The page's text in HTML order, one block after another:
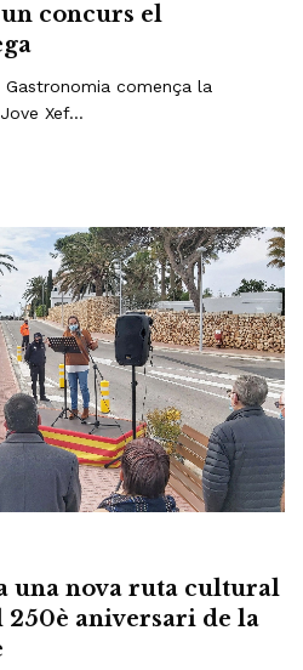
concurs el
Gastronomia comença la
Xef…
una nova ruta cultural
250è aniversari de la